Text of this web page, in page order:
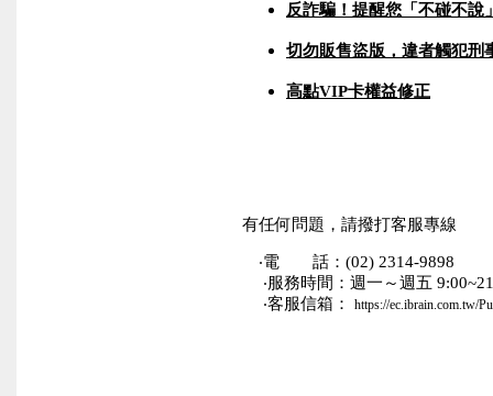
反詐騙！提醒您「不碰不說
切勿販售盜版，違者觸犯刑
高點VIP卡權益修正
有任何問題，請撥打客服專線
‧電 話：(02) 2314-9898
‧服務時間：週一～週五
‧客服信箱： https://ec.ibrain.com.tw/